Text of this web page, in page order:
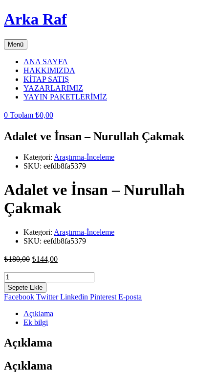
Arka Raf
Menü
ANA SAYFA
HAKKIMIZDA
KİTAP SATIŞ
YAZARLARIMIZ
YAYIN PAKETLERİMİZ
0 Toplam ₺0,00
Adalet ve İnsan – Nurullah Çakmak
Kategori: Araştırma-İnceleme
SKU: eefdb8fa5379
Adalet ve İnsan – Nurullah
Çakmak
Kategori: Araştırma-İnceleme
SKU: eefdb8fa5379
₺180,00 Orijinal
₺144,00Şu
fiyat:
₺144,00.
Adalet
ve
İnsan
-
Nurullah
Çakmak
Sepete Ekle
Facebook Twitter Linkedin Pinterest E-posta
Açıklama
Ek bilgi
Açıklama
Açıklama